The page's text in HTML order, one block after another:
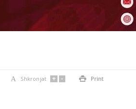
A Shkronjat + -  Print